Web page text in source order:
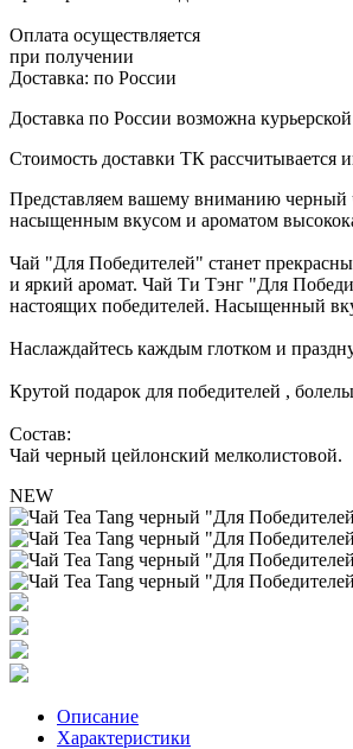
Оплата осуществляется
при получении
Доставка: по России
Доставка по России возможна
Стоимость доставки ТК рассчитывается
Представляем вашему вниманию черный
насыщенным вкусом и ароматом
Чай "Для Победителей" станет
и яркий аромат. Чай Ти Тэнг "Для
настоящих победителей. Насыщенный
Наслаждайтесь каждым глотком и
Крутой подарок для победителей ,
Состав:
Чай черный цейлонский мелколистовой.
NEW
Описание
Характеристики